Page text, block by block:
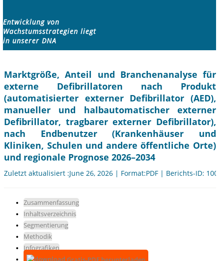
Entwicklung von
Wachstumsstrategien liegt
in unserer DNA
Marktgröße, Anteil und Branchenanalyse für
externe Defibrillatoren nach Produkt
(automatisierter externer Defibrillator (AED),
manueller und halbautomatischer externer
Defibrillator, tragbarer externer Defibrillator),
nach Endbenutzer (Krankenhäuser und
Kliniken, Schulen und andere öffentliche Orte)
und regionale Prognose 2026–2034
Zuletzt aktualisiert :June 26, 2026 | Format:PDF | Berichts-ID:
Zusammenfassung
Inhaltsverzeichnis
Segmentierung
Methodik
Infografiken
Gratis-PDF herunterladen